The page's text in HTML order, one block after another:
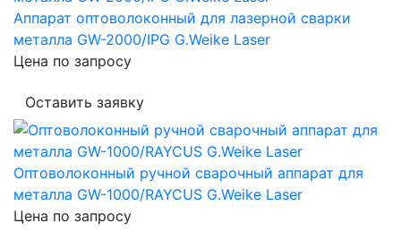
Аппарат оптоволоконный для лазерной сварки
металла GW-2000/IPG G.Weike Laser
Цена по запросу
Оставить заявку
Оптоволоконный ручной сварочный аппарат для
металла GW-1000/RAYCUS G.Weike Laser
Цена по запросу